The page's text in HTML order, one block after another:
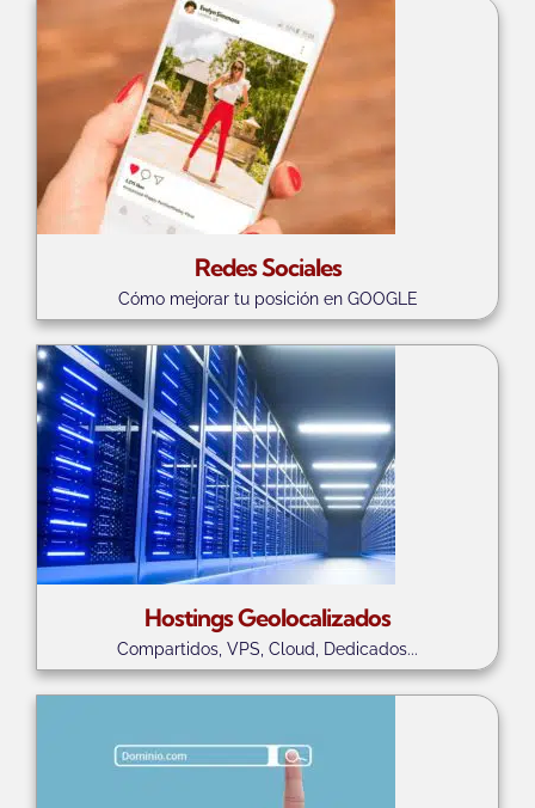
Redes Sociales
Cómo mejorar tu posición en GOOGLE
Hostings Geolocalizados
Compartidos, VPS, Cloud, Dedicados...